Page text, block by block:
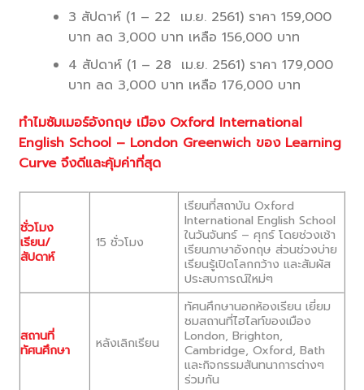
3 สัปดาห์ (1 – 22 เม.ย. 2561) ราคา 159,000
บาท ลด 3,000 บาท เหลือ 156,000 บาท
4 สัปดาห์ (1 – 28 เม.ย. 2561) ราคา 179,000
บาท ลด 3,000 บาท เหลือ 176,000 บาท
ทำไมซัมเมอร์อังกฤษ เมือง Oxford International
English School – London Greenwich ของ Learning
Curve จึงดีและคุ้มค่าที่สุด
ชั่วโมง
เรียน/
สัปดาห์
15 ชั่วโมง
เรียนที่สถาบัน Oxford
International English School
ในวันจันทร์ – ศุกร์ โดยช่วงเช้า
เรียนภาษาอังกฤษ ส่วนช่วงบ่าย
เรียนรู้เปิดโลกกว้าง เเละสัมผัส
ประสบการณ์ใหม่ๆ
สถานที่
ทัศนศึกษา
หลังเลิกเรียน
ทัศนศึกษานอกห้องเรียน เยี่ยม
ชมสถานที่ไฮไลท์ของเมือง
London, Brighton,
Cambridge, Oxford, Bath
เเละกิจกรรมสันทนาการต่างๆ
ร่วมกัน